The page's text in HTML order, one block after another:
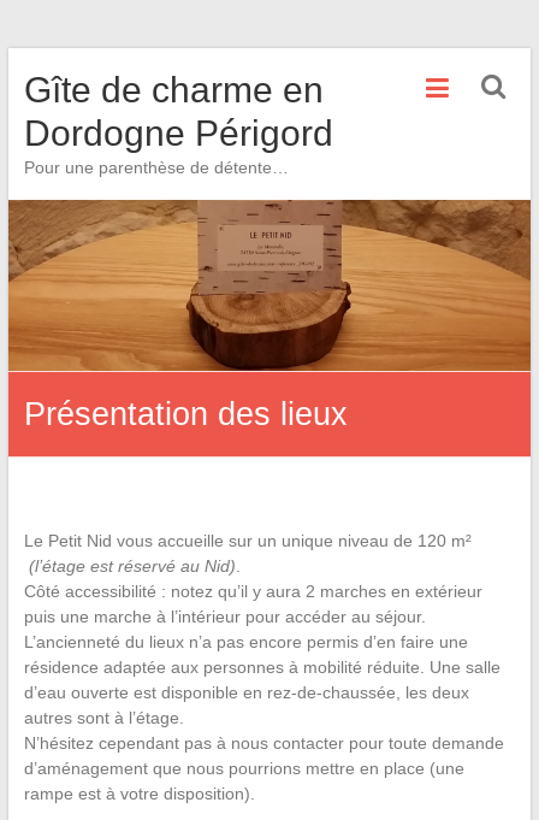
Gîte de charme en
Dordogne Périgord
Pour une parenthèse de détente…
Présentation des lieux
Le Petit Nid vous accueille sur un unique niveau de 120 m²
(l’étage est réservé au Nid)
Côté accessibilité : notez qu’il y aura 2 marches en extérieur
puis une marche à l’intérieur pour accéder au séjour.
L’ancienneté du lieux n’a pas encore permis d’en faire une
résidence adaptée aux personnes à mobilité réduite. Une salle
d’eau ouverte est disponible en rez-de-chaussée, les deux
autres sont à l’étage.
N’hésitez cependant pas à nous contacter pour toute demande
d’aménagement que nous pourrions mettre en place (une
rampe est à votre disposition).